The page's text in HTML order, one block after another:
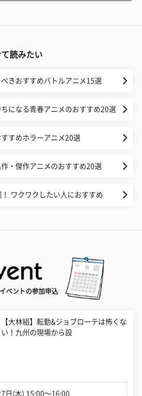
読みたい
きおすすめバトルアニメ15選
になる青春アニメのおすすめ20選
すめホラーアニメ20選
・傑作アニメのおすすめ20選
ワクワクしたい人におすすめ
ベントの参加申込
【大林組】転勤&ジョブローテは怖くな
い！九州の現場から設
日(木) 15:00〜16:00